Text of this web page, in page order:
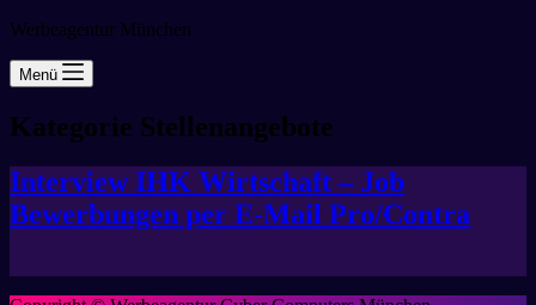
Werbeagentur München
Menü
Kategorie Stellenangebote
Interview IHK Wirtschaft – Job
Bewerbungen per E-Mail Pro/Contra